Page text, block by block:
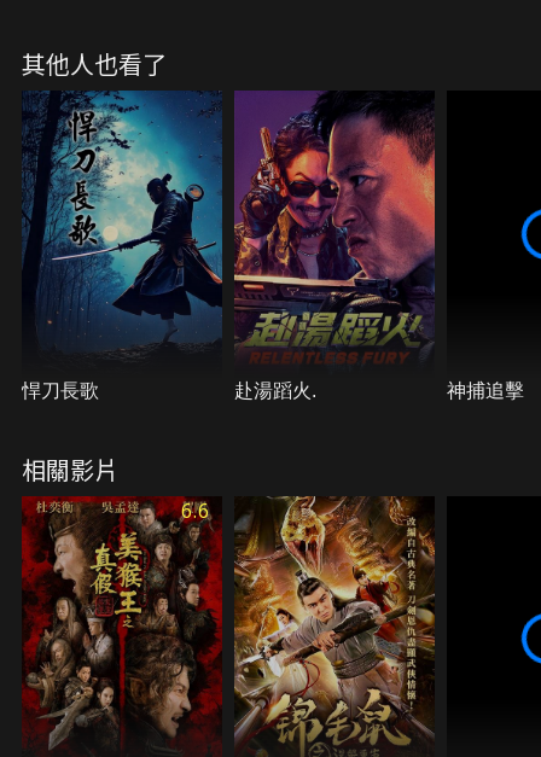
菩薩教誨下抹去記憶，保護唐僧西天取經，六耳卻又
趁虛而入，從而引發了從地上到天宮的真假之辨…
其他人也看了
悍刀長歌 赴湯蹈火. 神捕追擊
相關影片
6.6